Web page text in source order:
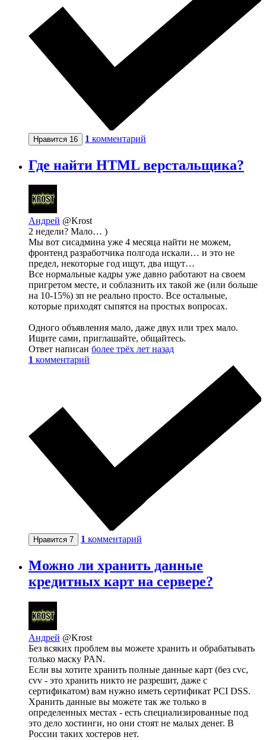
Нравится 16 1 комментарий
Где найти HTML верстальщика?
Андрей @Krost
2 недели? Мало… )
Мы вот сисадмина уже 4 месяца найти не можем,
фронтенд разработчика полгода искали… и это не
предел, некоторые год ищут, два ищут…
Все нормальные кадры уже давно работают на своем
пригретом месте, и соблазнить их такой же (или больше
на 10-15%) зп не реально просто. Все остальные,
которые приходят сыпятся на простых вопросах.
Одного объявления мало, даже двух или трех мало.
Ищите сами, приглашайте, общайтесь.
Ответ написан более трёх лет назад
1 комментарий
Нравится 7 1 комментарий
Можно ли хранить данные
кредитных карт на сервере?
Андрей @Krost
Без всяких проблем вы можете хранить и обрабатывать
только маску PAN.
Если вы хотите хранить полные данные карт (без cvc,
cvv - это хранить никто не разрешит, даже с
сертификатом) вам нужно иметь сертификат PCI DSS.
Хранить данные вы можете так же только в
определенных местах - есть специализированные под
это дело хостинги, но они стоят не малых денег. В
России таких хостеров нет.